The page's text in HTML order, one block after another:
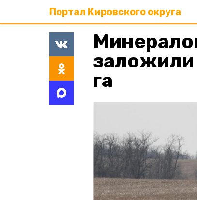
Портал Кировского округа
заложили
га